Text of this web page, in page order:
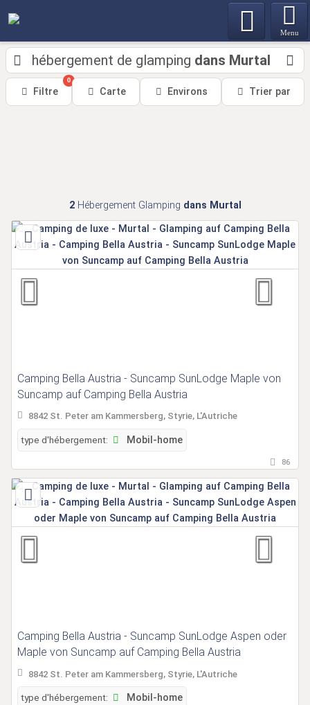
Menu
hébergement de glamping dans Murtal
Filtre
0
Carte Environs Trier par
2Hébergement Glamping dans Murtal
Camping Bella Austria - Suncamp SunLodge Maple von
Suncamp auf Camping Bella Austria
8842 St. Peter am Kammersberg, Styrie, L'Autriche
type d'hébergement: Mobil-home
86
Camping Bella Austria - Suncamp SunLodge Aspen oder
Maple von Suncamp auf Camping Bella Austria
8842 St. Peter am Kammersberg, Styrie, L'Autriche
type d'hébergement: Mobil-home